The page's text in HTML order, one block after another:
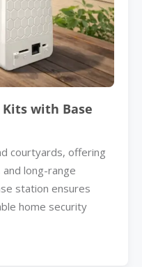
with Base
courtyards, offering
long-range
station ensures
home security